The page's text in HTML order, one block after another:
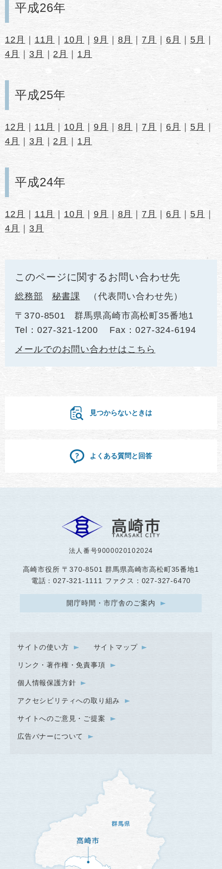
平成26年
12月 ｜ 11月 ｜ 10月 ｜ 9月 ｜ 8月 ｜ 7月 ｜ 6月 ｜ 5月
｜
4月
｜ 3月 ｜ 2月 ｜ 1月
平成25年
12月 ｜ 11月 ｜ 10月 ｜ 9月 ｜ 8月 ｜ 7月 ｜ 6月 ｜ 5月
｜
4月
｜ 3月 ｜ 2月 ｜ 1月
平成24年
12月 ｜11月 ｜ 10月 ｜ 9月 ｜ 8月 ｜ 7月 ｜ 6月 ｜ 5月
｜
4月
｜ 3月
このページに関するお問い合わせ先
総務部 秘書課
代表問い合わせ先
〒370-8501
群馬県高崎市高松町35番地1
Tel：027-321-1200
Fax：027-324-6194
メールでのお問い合わせはこちら
見つからないときは
よくある質問と回答
法人番号9000020102024
高崎市役所 〒370-8501 群馬県高崎市高松町35番地1
電話：027-321-1111 ファクス：027-327-6470
開庁時間・市庁舎のご案内
サイトの使い方 サイトマップ
リンク・著作権・免責事項
個人情報保護方針
アクセシビリティへの取り組み
サイトへのご意見・ご提案
広告バナーについて